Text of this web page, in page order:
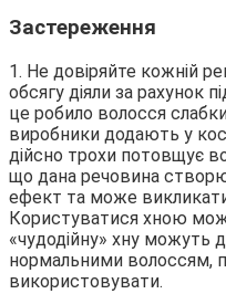
Застереження
1. Не довіряйте кожній
обсягу діяли за рахунок
це робило волосся
виробники додають у
дійсно трохи потовщує
що дана речовина
ефект та може
Користуватися хною
«чудодійну» хну можуть
нормальними волоссям,
використовувати.